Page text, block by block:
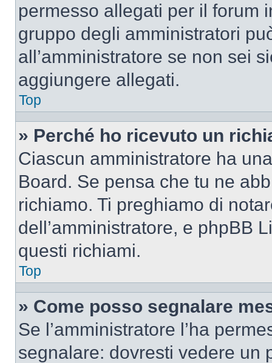
permesso allegati per il forum
gruppo degli amministratori
all’amministratore se non sei
aggiungere allegati.
Top
» Perché ho ricevuto un
Ciascun amministratore ha
Board. Se pensa che tu ne
richiamo. Ti preghiamo di
dell’amministratore, e phpBB
questi richiami.
Top
» Come posso segnalare
Se l’amministratore l’ha
segnalare: dovresti vedere un